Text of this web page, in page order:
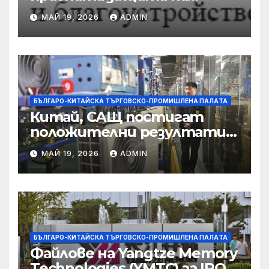
предприятията, ще се
съсредоточи върху
борбата с
корпоративната
престъпност
МАЙ 19, 2026 ADMIN
БЪЛГАРО-КИТАЙСКА ТЪРГОВСКО-ПРОМИШЛЕНА ПАЛAТА
Китай, САЩ постигат
положителни резултати в
икономическите и
търговски консултации:
министерство
МАЙ 19, 2026 ADMIN
БЪЛГАРО-КИТАЙСКА ТЪРГОВСКО-ПРОМИШЛЕНА ПАЛAТА
Файлове на Yangtze Memory